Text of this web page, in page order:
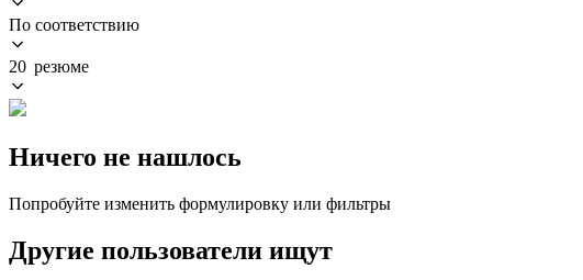
По соответствию
20 резюме
Ничего не нашлось
Попробуйте изменить формулировку или фильтры
Другие пользователи ищут